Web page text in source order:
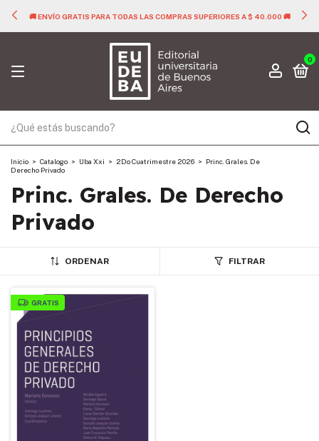
🚚 ENVÍO GRATIS PARA TODAS LAS COMPRAS SUPERIORES A $ 40.000 🚚
0
Inicio > Catalogo > Uba Xxi > 2Do Cuatrimestre 2026 > Princ. Grales. De
Derecho Privado
Princ. Grales. De Derecho
Privado
ORDENAR FILTRAR
GRATIS